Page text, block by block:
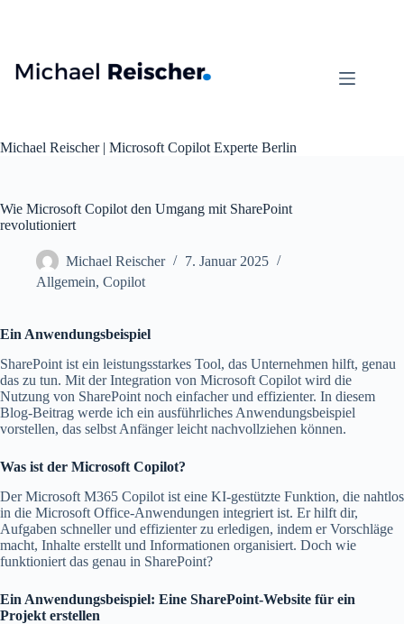
Michael Reischer | Microsoft Copilot Experte Berlin
Wie Microsoft Copilot den Umgang mit SharePoint
revolutioniert
Michael Reischer
7. Januar 2025
Allgemein, Copilot
Ein Anwendungsbeispiel
SharePoint ist ein leistungsstarkes Tool, das Unternehmen hilft, genau
das zu tun. Mit der Integration von Microsoft Copilot wird die
Nutzung von SharePoint noch einfacher und effizienter. In diesem
Blog-Beitrag werde ich ein ausführliches Anwendungsbeispiel
vorstellen, das selbst Anfänger leicht nachvollziehen können.
Was ist der Microsoft Copilot?
Der Microsoft M365 Copilot ist eine KI-gestützte Funktion, die nahtlos
in die Microsoft Office-Anwendungen integriert ist. Er hilft dir,
Aufgaben schneller und effizienter zu erledigen, indem er Vorschläge
macht, Inhalte erstellt und Informationen organisiert. Doch wie
funktioniert das genau in SharePoint?
Ein Anwendungsbeispiel: Eine SharePoint-Website für ein
Projekt erstellen